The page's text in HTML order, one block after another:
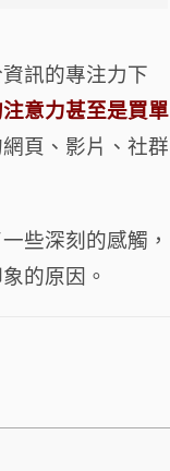
訊的專注力下
意力甚至是買單
頁、影片、社群
些深刻的感觸，
的原因。